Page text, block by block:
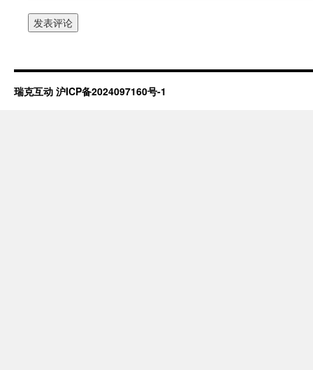
瑞克互动 沪ICP备2024097160号-1